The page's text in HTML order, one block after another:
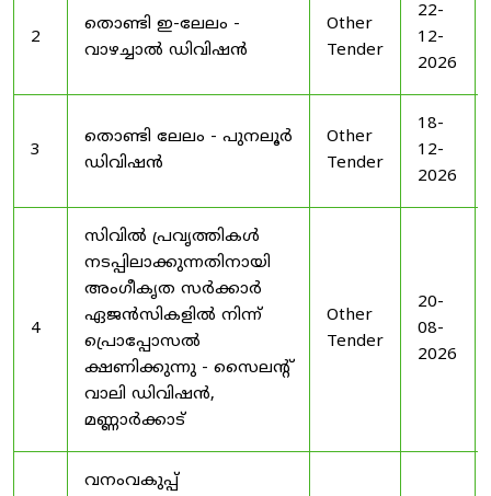
2
തൊണ്ടി ഇ-ലേലം -
വാഴച്ചാൽ ഡിവിഷൻ
Other
Tender
22-
12-
2026
3
തൊണ്ടി ലേലം - പുനലൂർ
ഡിവിഷൻ
Other
Tender
18-
12-
2026
4
സിവിൽ പ്രവൃത്തികൾ
നടപ്പിലാക്കുന്നതിനായി
അംഗീകൃത സർക്കാർ
ഏജൻസികളിൽ നിന്ന്
പ്രൊപ്പോസൽ
ക്ഷണിക്കുന്നു - സൈലന്റ്
വാലി ഡിവിഷൻ,
മണ്ണാർക്കാട്
Other
Tender
20-
08-
2026
വനംവകുപ്പ്